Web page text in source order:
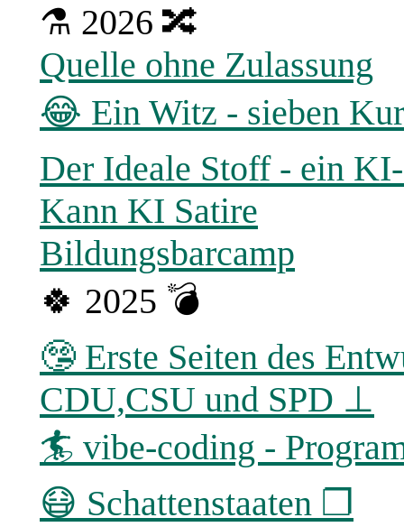
⚗ 2026 🔀
Quelle ohne Zulassung
😂 Ein Witz - sieben
Der Ideale Stoff - ein
Kann KI Satire
Bildungsbarcamp
🍀 2025 💣
🤥 Erste Seiten des
CDU,CSU und SPD ⊥
🏄 vibe-coding -
😷 Schattenstaaten ❐